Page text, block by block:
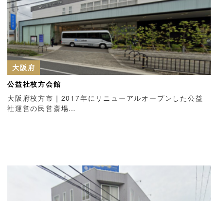
大阪府
公益社枚方会館
大阪府枚方市｜2017年にリニューアルオープンした公益
社運営の民営斎場…